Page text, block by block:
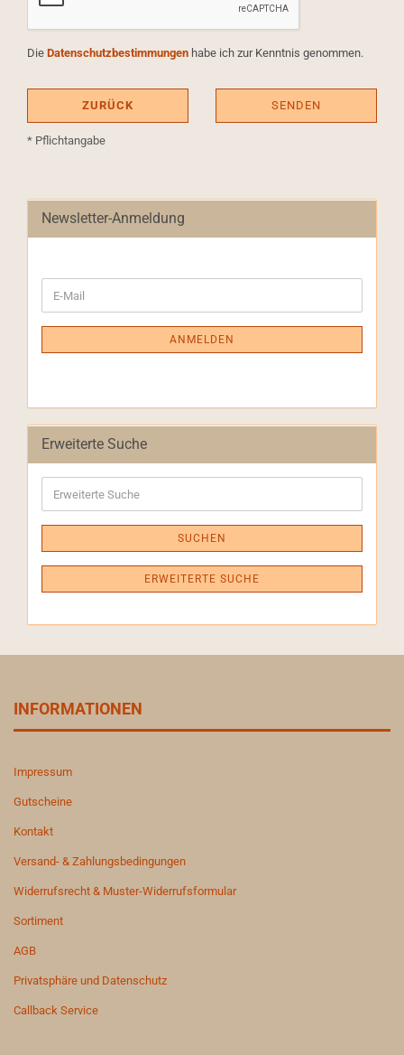
Die Datenschutzbestimmungen habe ich zur Kenntnis genommen.
ZURÜCK SENDEN
* Pflichtangabe
Newsletter-Anmeldung
ZUR
E-
Mail
ANMELDEN
Erweiterte Suche
Suche
SUCHEN
ERWEITERTE SUCHE
INFORMATIONEN
Impressum
Gutscheine
Kontakt
Versand- & Zahlungsbedingungen
Widerrufsrecht & Muster-Widerrufsformular
Sortiment
AGB
Privatsphäre und Datenschutz
Callback Service